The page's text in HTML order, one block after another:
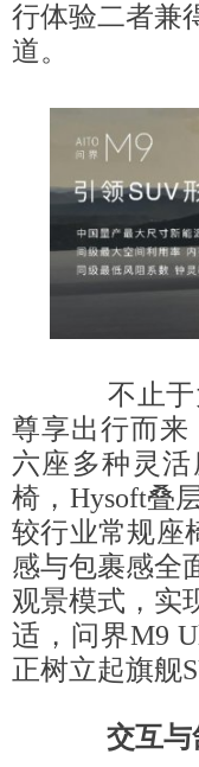
行体验二者兼
道。
不止于大
尊享出行而来
六座多种灵
椅，Hysoft叠
较行业常规座
感与包裹感全
观景模式，实
适，问界M9
正树立起旗舰
交互与